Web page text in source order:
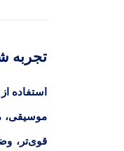
تجربه
استفاده
موسیقی،